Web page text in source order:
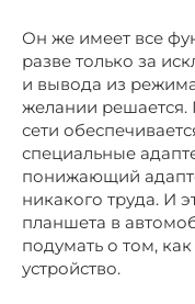
Он же имеет все
разве только за
и вывода из
желании решается.
сети
специальные
понижающий
никакого труда. И
планшета в
подумать о том,
устройство.